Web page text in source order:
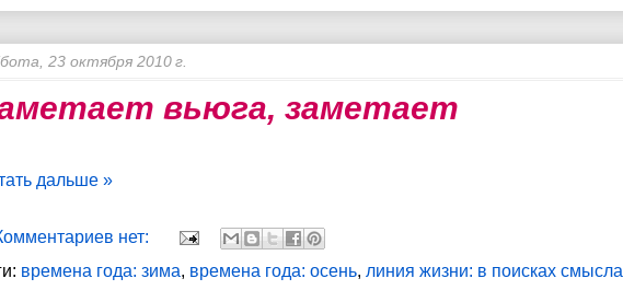
23 октября 2010 г.
вьюга, заметает
дальше »
нет:
времена года: зима, времена года: осень, линия жизни: в поисках смысла